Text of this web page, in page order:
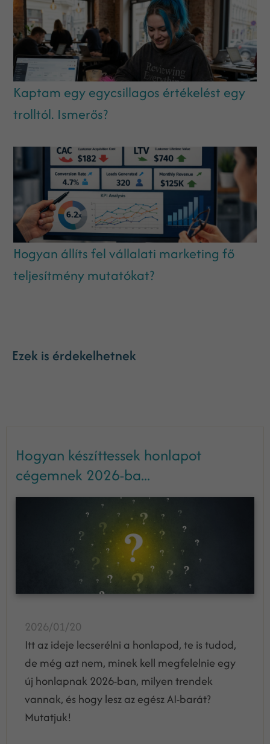
Kaptam egy egycsillagos értékelést egy
trolltól. Ismerős?
Hogyan állíts fel vállalati marketing fő
teljesítmény mutatókat?
Ezek is érdekelhetnek
Hogyan készíttessek honlapot
cégemnek 2026-ba...
2026/01/20
Itt az ideje lecserélni a honlapod, te is tudod,
de még azt nem, minek kell megfelelnie egy
új honlapnak 2026-ban, milyen trendek
vannak, és hogy lesz az egész AI-barát?
Mutatjuk!